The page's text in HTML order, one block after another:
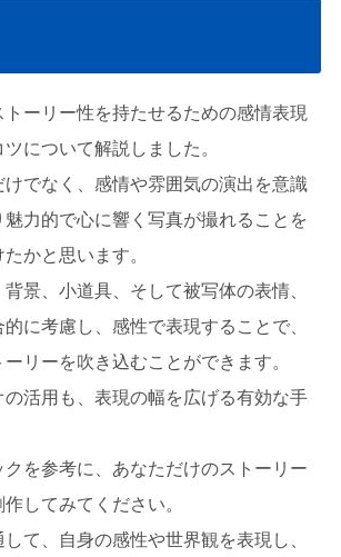
ーリー性を持たせるための感情表現
について解説しました。
でなく、感情や雰囲気の演出を意識
力的で心に響く写真が撮れることを
かと思います。
景、小道具、そして被写体の表情、
に考慮し、感性で表現することで、
リーを吹き込むことができます。
の活用も、表現の幅を広げる有効な手
クを参考に、あなただけのストーリー
してみてください。
て、自身の感性や世界観を表現し、